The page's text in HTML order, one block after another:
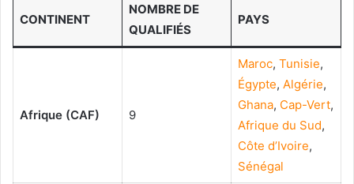
CONTINENT
NOMBRE DE
QUALIFIÉS
PAYS
Afrique (CAF) 9
Maroc, Tunisie,
Égypte, Algérie,
Ghana, Cap-Vert,
Afrique du Sud,
Côte d’Ivoire,
Sénégal